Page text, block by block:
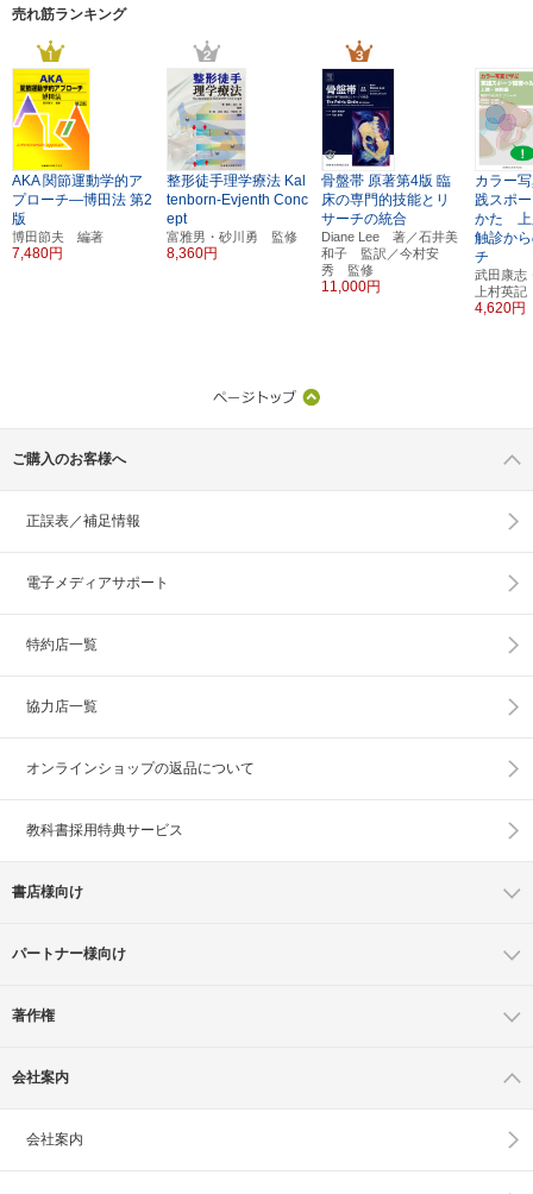
売れ筋ランキング
AKA 関節運動学的ア
プローチ―博田法 第2
版
博田節夫 編著
7,480円
整形徒手理学療法 Kal
tenborn-Evjenth Conc
ept
富雅男・砂川勇 監修
8,360円
骨盤帯 原著第4版 臨
床の専門的技能とリ
サーチの統合
Diane Lee 著／石井美
和子 監訳／今村安
秀 監修
11,000円
カラー
践スポ
かた 上
触診か
チ
武田康志
上村英
4,620円
ご購入のお客様へ
正誤表／補足情報
電子メディアサポート
特約店一覧
協力店一覧
オンラインショップの返品について
教科書採用特典サービス
書店様向け
パートナー様向け
著作権
会社案内
会社案内